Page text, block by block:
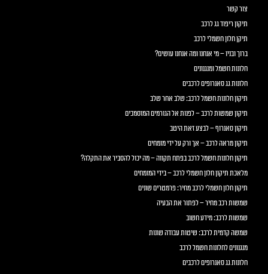
צור קשר
תיקון ריפוד גג לרכב
תיקן חלון חשמלי לרכב
ברוך ובניו – מי אנחנו ומה אנחנו עושים?
חלונות חשמל ומנגנונים
חלונות גג סאנרופים לרכבים
תיקון חלונות חשמל לרכב: שלב אחר שלב
תיקון שמשות לרכב – לפנות אל הגורמים המוסמכים
תיקון סאנרוף – לבצע זאת היטב
תיקון מראה לרכב – אך ורק על ידי מומחים
תיקון חלונות חשמל לרכב בפתח תקווה – מה יכול להסביר את התקלה?
מלאכת תיקון חלון חשמלי לרכב – בידי המומחים
תיקון חלון חשמלי לרכב מחיר: פרמטרים שונים
שמשות רכב מחיר – לפתור את הבעיה
שמשות לרכב: מידע חשוב
שמשה קדמית לרכב: שיטות עבודה שונות
מנגנונים לחלונות חשמל לרכב
חלונות גג סאנרופים לרכבים